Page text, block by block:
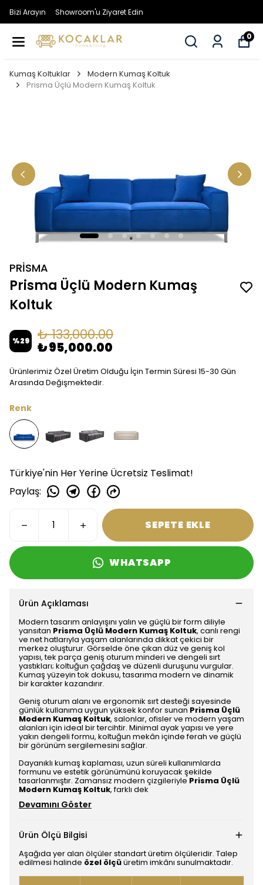
Bizi Arayın Showroom'u Ziyaret Edin
0
Kumaş Koltuklar
Modern Kumaş Koltuk
Prisma Üçlü Modern Kumaş Koltuk
PRİSMA
Prisma Üçlü Modern Kumaş
Koltuk
%29 ₺ 133,000.00
₺ 95,000.00
Ürünlerimiz Özel Üretim Olduğu İçin Termin Süresi 15-30 Gün
Arasında Değişmektedir.
Renk
Türkiye'nin Her Yerine Ücretsiz Teslimat!
Paylaş:
SEPETE EKLE
WHATSAPP
Ürün Açıklaması
Modern tasarım anlayışını yalın ve güçlü bir form diliyle
yansıtan Prisma Üçlü Modern Kumaş Koltuk, canlı rengi
ve net hatlarıyla yaşam alanlarında dikkat çekici bir
merkez oluşturur. Görselde öne çıkan düz ve geniş kol
yapısı, tek parça geniş oturum minderi ve dengeli sırt
yastıkları; koltuğun çağdaş ve düzenli duruşunu vurgular.
Kumaş yüzeyin tok dokusu, tasarıma modern ve dinamik
bir karakter kazandırır.
Geniş oturum alanı ve ergonomik sırt desteği sayesinde
günlük kullanıma uygun yüksek konfor sunan Prisma Üçlü
Modern Kumaş Koltuk, salonlar, ofisler ve modern yaşam
alanları için ideal bir tercihtir. Minimal ayak yapısı ve yere
yakın dengeli formu, koltuğun mekân içinde ferah ve güçlü
bir görünüm sergilemesini sağlar.
Dayanıklı kumaş kaplaması, uzun süreli kullanımlarda
formunu ve estetik görünümünü koruyacak şekilde
tasarlanmıştır. Zamansız modern çizgileriyle Prisma Üçlü
Modern Kumaş Koltuk, farklı dek
Devamını Göster
Ürün Ölçü Bilgisi
Aşağıda yer alan ölçüler standart üretim ölçüleridir. Talep
edilmesi halinde özel ölçüüretim imkânı sunulmaktadır.